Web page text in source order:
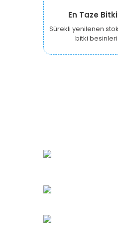
En Taze
Sürekli yenilenen
bitki